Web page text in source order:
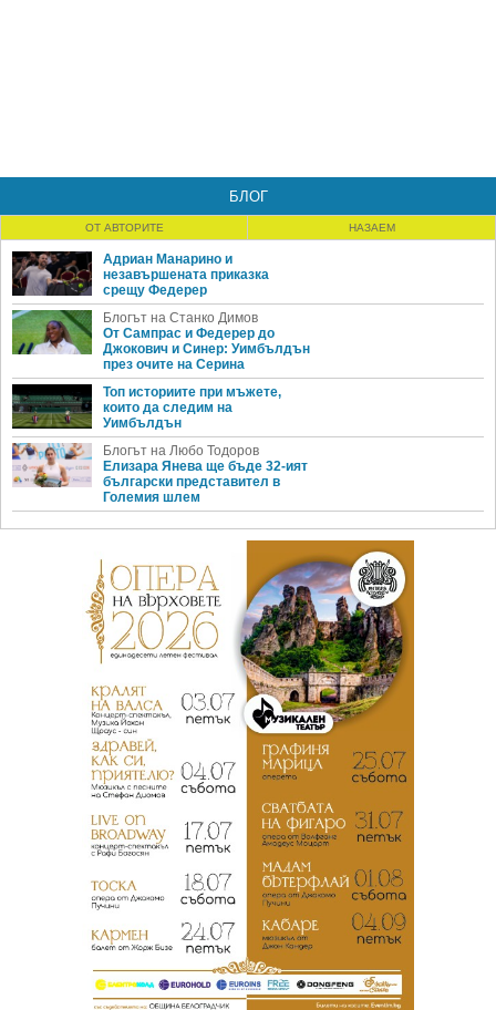
БЛОГ
ОТ АВТОРИТЕ НАЗАЕМ
Адриан Манарино и
незавършената приказка
срещу Федерер
Блогът на Станко Димов
От Сампрас и Федерер до
Джокович и Синер: Уимбълдън
през очите на Серина
Топ историите при мъжете,
които да следим на
Уимбълдън
Блогът на Любо Тодоров
Елизара Янева ще бъде 32-ият
български представител в
Големия шлем